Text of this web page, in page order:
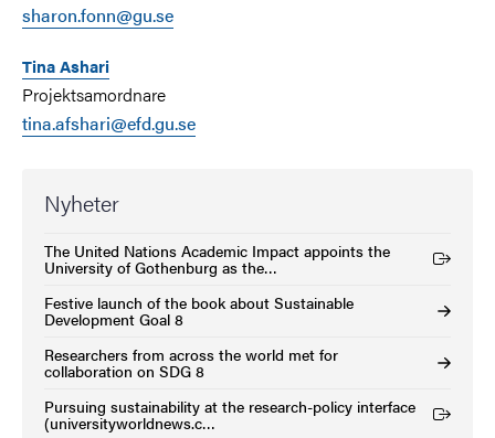
sharon.fonn@gu.se
Tina Ashari
Projektsamordnare
tina.afshari@efd.gu.se
Nyheter
The United Nations Academic Impact appoints the
University of Gothenburg as the…
(Extern länk)
Festive launch of the book about Sustainable
Development Goal 8
Researchers from across the world met for
collaboration on SDG 8
Pursuing sustainability at the research-policy interface
(universityworldnews.c…
(Extern länk)